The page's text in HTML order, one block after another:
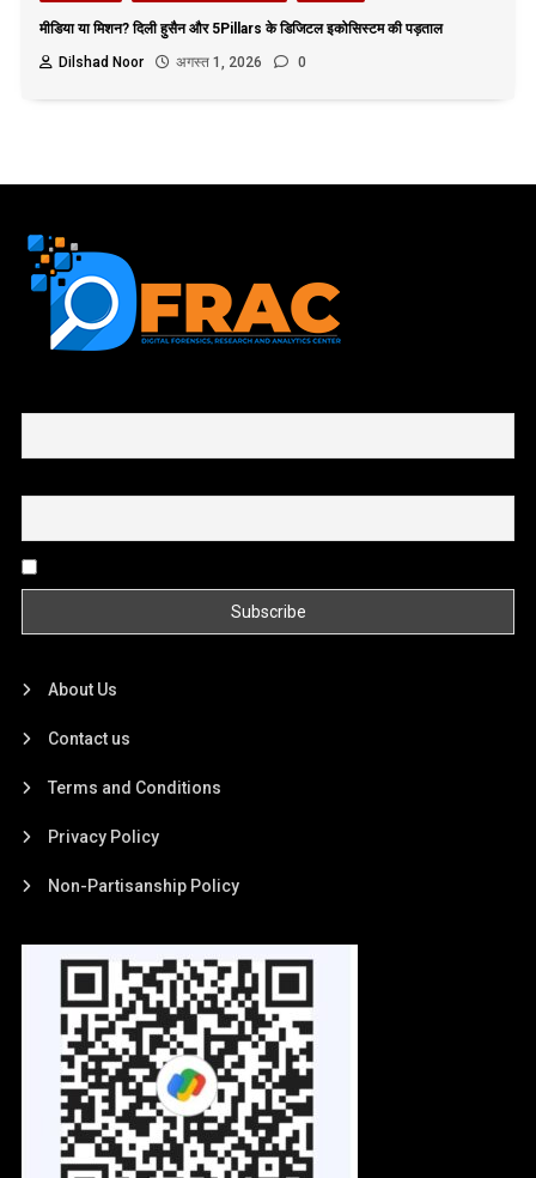
मीडिया या मिशन? दिली हुसैन और 5Pillars के डिजिटल इकोसिस्टम की पड़ताल
Dilshad Noor
अगस्त 1, 2026 0
About Us
Contact us
Terms and Conditions
Privacy Policy
Non-Partisanship Policy